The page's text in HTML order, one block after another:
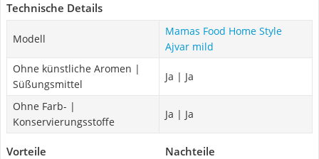
Technische Details
Modell
Mamas Food Home Style
Ajvar mild
Ohne künstliche Aromen |
Süßungsmittel
Ja | Ja
Ohne Farb- |
Konservierungsstoffe
Ja | Ja
Vorteile Nachteile